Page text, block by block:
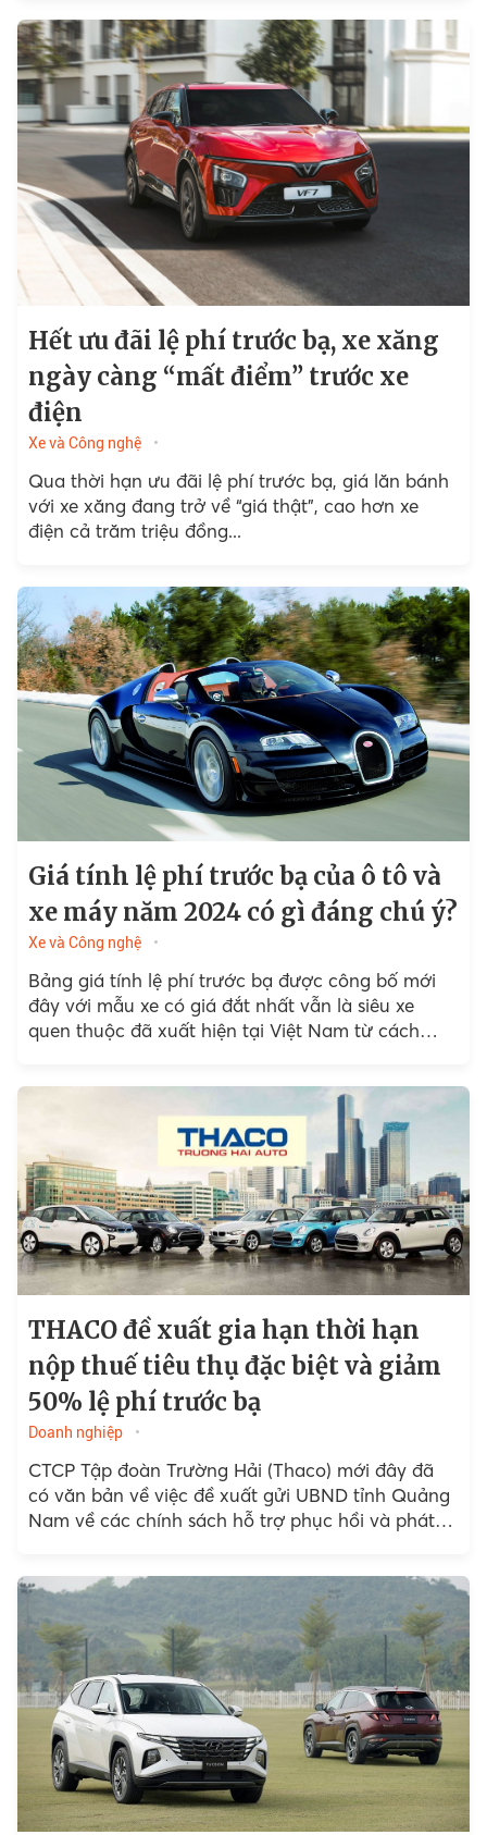
Hết ưu đãi lệ phí trước bạ, xe xăng
ngày càng “mất điểm” trước xe
điện
Xe và Công nghệ
Qua thời hạn ưu đãi lệ phí trước bạ, giá lăn bánh
với xe xăng đang trở về “giá thật”, cao hơn xe
điện cả trăm triệu đồng...
Giá tính lệ phí trước bạ của ô tô và
xe máy năm 2024 có gì đáng chú ý?
Xe và Công nghệ
Bảng giá tính lệ phí trước bạ được công bố mới
đây với mẫu xe có giá đắt nhất vẫn là siêu xe
quen thuộc đã xuất hiện tại Việt Nam từ cách
THACO đề xuất gia hạn thời hạn
nộp thuế tiêu thụ đặc biệt và giảm
50% lệ phí trước bạ
Doanh nghiệp
CTCP Tập đoàn Trường Hải (Thaco) mới đây đã
có văn bản về việc đề xuất gửi UBND tỉnh Quảng
Nam về các chính sách hỗ trợ phục hồi và phát